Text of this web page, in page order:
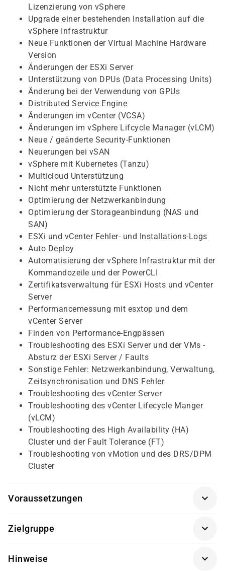
Lizenzierung von vSphere
Upgrade einer bestehenden Installation auf die
vSphere Infrastruktur
Neue Funktionen der Virtual Machine Hardware
Version
Änderungen der ESXi Server
Unterstützung von DPUs (Data Processing Units)
Änderung bei der Verwendung von GPUs
Distributed Service Engine
Änderungen im vCenter (VCSA)
Änderungen im vSphere Lifcycle Manager (vLCM)
Neue / geänderte Security-Funktionen
Neuerungen bei vSAN
vSphere mit Kubernetes (Tanzu)
Multicloud Unterstützung
Nicht mehr unterstützte Funktionen
Optimierung der Netzwerkanbindung
Optimierung der Storageanbindung (NAS und
SAN)
ESXi und vCenter Fehler- und Installations-Logs
Auto Deploy
Automatisierung der vSphere Infrastruktur mit der
Kommandozeile und der PowerCLI
Zertifikatsverwaltung für ESXi Hosts und vCenter
Server
Performancemessung mit esxtop und dem
vCenter Server
Finden von Performance-Engpässen
Troubleshooting des ESXi Server und der VMs -
Absturz der ESXi Server / Faults
Sonstige Fehler: Netzwerkanbindung, Verwaltung,
Zeitsynchronisation und DNS Fehler
Troubleshooting des vCenter Server
Troubleshooting des vCenter Lifecycle Manger
(vLCM)
Troubleshooting des High Availability (HA)
Cluster und der Fault Tolerance (FT)
Troubleshooting von vMotion und des DRS/DPM
Cluster
Voraussetzungen
Vorkenntnisse mitbringen:
Infrastructure und der Betriebssysteme LINUX
Zielgruppe
Supportmitarbeitende
Hinweise